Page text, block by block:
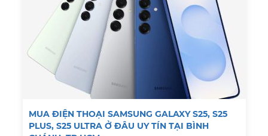
MUA ĐIỆN THOẠI SAMSUNG GALAXY S25, S25
PLUS, S25 ULTRA Ở ĐÂU UY TÍN TẠI BÌNH